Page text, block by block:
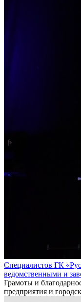
Специалистов ГК
ведомственными и
Грамоты и
предприятия и